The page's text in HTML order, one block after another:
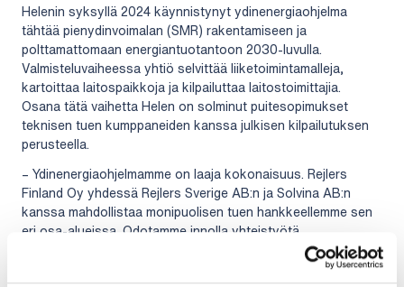
Helenin syksyllä 2024 käynnistynyt ydinenergiaohjelma
tähtää pienydinvoimalan (SMR) rakentamiseen ja
polttamattomaan energiantuotantoon 2030-luvulla.
Valmisteluvaiheessa yhtiö selvittää liiketoimintamalleja,
kartoittaa laitospaikkoja ja kilpailuttaa laitostoimittajia.
Osana tätä vaihetta Helen on solminut puitesopimukset
teknisen tuen kumppaneiden kanssa julkisen kilpailutuksen
perusteella.
– Ydinenergiaohjelmamme on laaja kokonaisuus. Rejlers
Finland Oy yhdessä Rejlers Sverige AB:n ja Solvina AB:n
kanssa mahdollistaa monipuolisen tuen hankkeellemme sen
eri osa-alueissa. Odotamme innolla yhteistyötä
hankkeessamme, toteaa Helenin ydinenergiaohjelman johtaja